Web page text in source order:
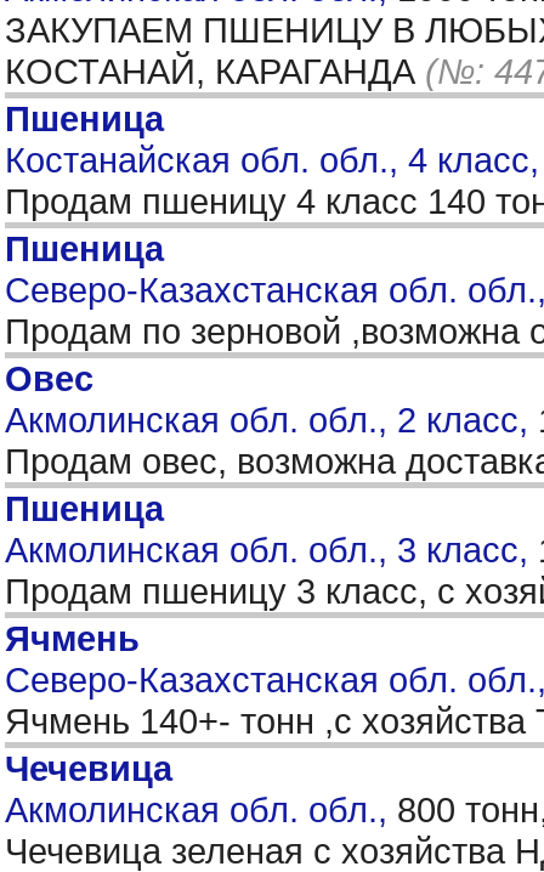
ЗАКУПАЕМ ПШЕНИЦУ В
КОСТАНАЙ, КАРАГАНДА (№:
Пшеница
Костанайская обл. обл., 4
Продам пшеницу 4 класс 140
Пшеница
Северо-Казахстанская обл.
Продам по зерновой ,возможна
Овес
Акмолинская обл. обл., 2 класс,
Продам овес, возможна
Пшеница
Акмолинская обл. обл., 3 класс,
Продам пшеницу 3 класс, с
Ячмень
Северо-Казахстанская обл.
Ячмень 140+- тонн ,с
Чечевица
Акмолинская обл. обл., 800
Чечевица зеленая с хозяйства